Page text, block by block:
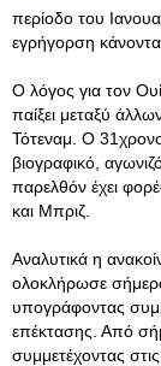
περίοδο του
εγρήγορση
Ο λόγος για τον
παίξει μεταξύ
Τότεναμ. Ο
βιογραφικό,
παρελθόν έχει
και Μπριζ.
Αναλυτικά η
ολοκλήρωσε
υπογράφοντας
επέκτασης. Από
συμμετέχοντας